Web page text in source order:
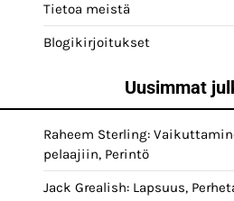
Tietoa meistä
Blogikirjoitukset
Uusimmat
Raheem Sterling:
pelaajiin, Perintö
Jack Grealish: Lapsuus,